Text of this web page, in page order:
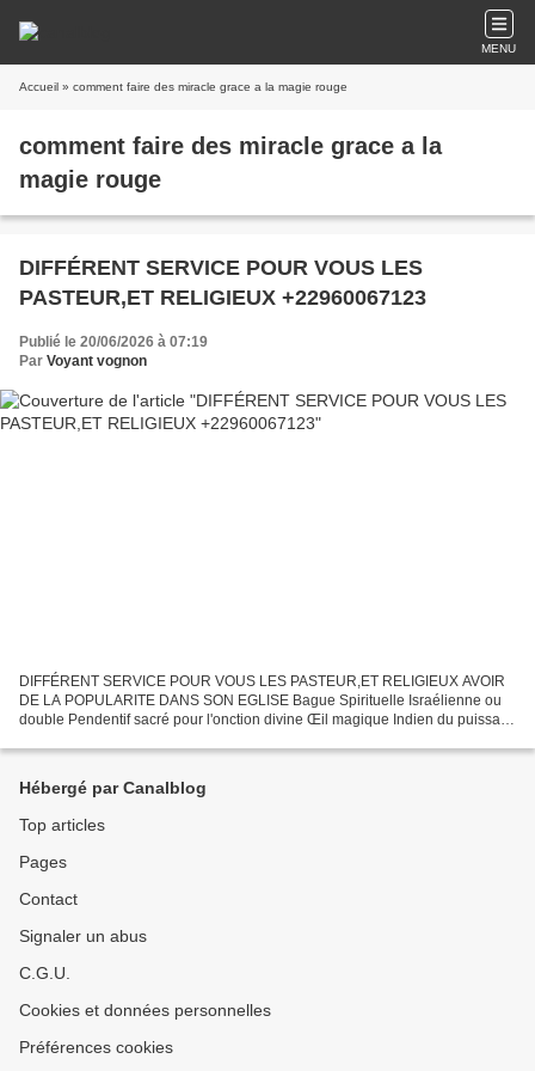
MENU
Accueil » comment faire des miracle grace a la magie rouge
comment faire des miracle grace a la
magie rouge
DIFFÉRENT SERVICE POUR VOUS LES
PASTEUR,ET RELIGIEUX +22960067123
Publié le 20/06/2026 à 07:19
Par Voyant vognon
DIFFÉRENT SERVICE POUR VOUS LES PASTEUR,ET RELIGIEUX AVOIR
DE LA POPULARITE DANS SON EGLISE Bague Spirituelle Israélienne ou
double Pendentif sacré pour l'onction divine Œil magique Indien du puissant
Hébergé par Canalblog
Top articles
Pages
Contact
Signaler un abus
C.G.U.
Cookies et données personnelles
Préférences cookies